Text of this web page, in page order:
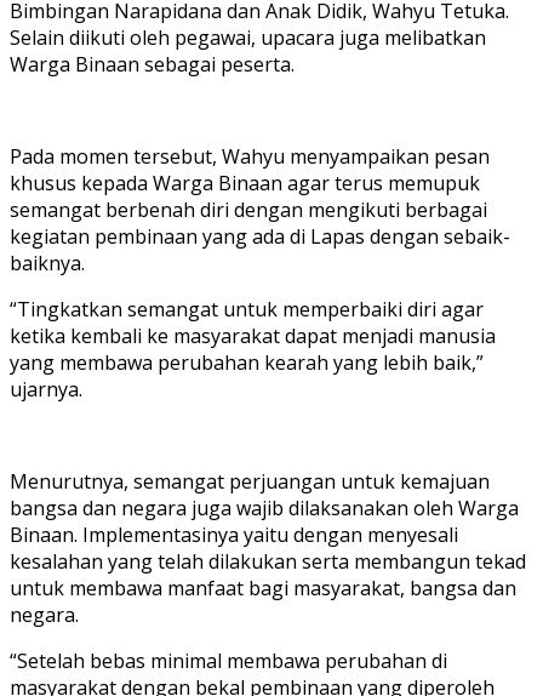
Bimbingan Narapidana dan Anak Didik, Wahyu Tetuka.
Selain diikuti oleh pegawai, upacara juga melibatkan
Warga Binaan sebagai peserta.
Pada momen tersebut, Wahyu menyampaikan pesan
khusus kepada Warga Binaan agar terus memupuk
semangat berbenah diri dengan mengikuti berbagai
kegiatan pembinaan yang ada di Lapas dengan sebaik-
baiknya.
“Tingkatkan semangat untuk memperbaiki diri agar
ketika kembali ke masyarakat dapat menjadi manusia
yang membawa perubahan kearah yang lebih baik,”
ujarnya.
Menurutnya, semangat perjuangan untuk kemajuan
bangsa dan negara juga wajib dilaksanakan oleh Warga
Binaan. Implementasinya yaitu dengan menyesali
kesalahan yang telah dilakukan serta membangun tekad
untuk membawa manfaat bagi masyarakat, bangsa dan
negara.
“Setelah bebas minimal membawa perubahan di
masyarakat dengan bekal pembinaan yang diperoleh